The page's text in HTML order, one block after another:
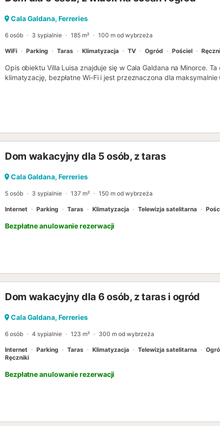
Cala Galdana, Ferreries
6 osób 3 sypialnie 185 m² 100 m od wybrzeża
WiFi Parking Taras Klimatyzacja TV Ogród Pościel
Opis obiektu Villa Luisa znajduje się w Cala Galdana na Minorce.
klimatyzację, bezpłatne Wi-Fi i jest przeznaczona dla
plaży i restauracji można dojść pieszo. Rozkład pomieszczeń Villa
kuchnię, trzy klimatyzowane sypialnie i dwie łazienki. Do
kuchnię i zewnętrzne schody. Dodatkowo Goście mogą korzystać
jest w granitowy blat, toster, ekspres do kawy, pralkę, zmywarkę,
klimatyzowane sypialnie: Sypialnia 1 jest klimatyzowana i posiada
jednoosobowe. (Łóżeczko turystyczne i krzesełko do karmienia
Luisa posiada 2 łazienki: Łazienka 1 ...
Dom wakacyjny dla 5 osób, z taras
Cala Galdana, Ferreries
5 osób 3 sypialnie 137 m² 150 m od wybrzeża
Internet Parking Taras Klimatyzacja Telewizja satelitarna
Bezpłatne anulowanie rezerwacji
Dom wakacyjny dla 6 osób, z taras i ogród
Cala Galdana, Ferreries
6 osób 4 sypialnie 123 m² 300 m od wybrzeża
Internet Parking Taras Klimatyzacja Telewizja satelitarna
Ręczniki
Bezpłatne anulowanie rezerwacji